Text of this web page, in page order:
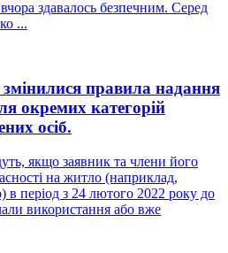
вчора здавалось безпечним. Серед
...
правила надання
окремих категорій
осіб.
якщо заявник та члени його
на житло (наприклад,
період з 24 лютого 2022 року до
використання або вже